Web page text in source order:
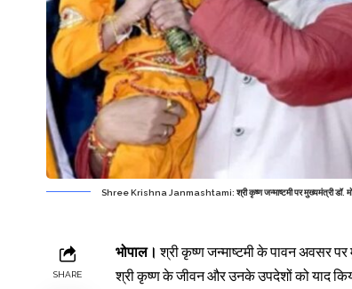
Shree Krishna Janmashtami: श्री कृष्ण जन्माष्टमी पर मुख्यमंत्री डॉ. मोहन
SHARE
भोपाल।श्री कृष्ण जन्माष्टमी के पावन अवसर पर
श्री कृष्ण के जीवन और उनके उपदेशों को याद